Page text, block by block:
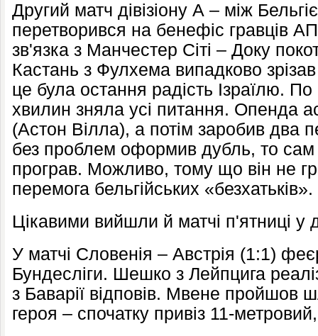
Другий матч дівізіону А – між
перетворився на бенефіс гравців
зв'язка з Манчестер Сіті – Доку
Кастань з Фулхема випадково
це була остання радість Ізраїлю. По
хвилин зняла усі питання. Опенда
(Астон Вілла), а потім заробив два
без проблем оформив дубль, то сам
програв. Можливо, тому що він не
перемога бельгійських «безхатьків».
Цікавими вийшли й матчі п'ятниці у
У матчі Словенія – Австрія (1:1)
Бундесліги. Шешко з Лейпцига
з Баварії відповів. Мвене пройшов
героя – спочатку привіз 11-